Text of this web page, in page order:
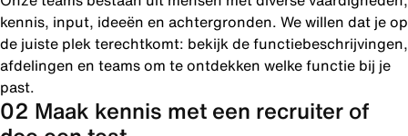
kennis, input, ideeën en achtergronden. We willen dat je op
de juiste plek terechtkomt: bekijk de functiebeschrijvingen,
afdelingen en teams om te ontdekken welke functie bij je
past.
02 Maak kennis met een recruiter of